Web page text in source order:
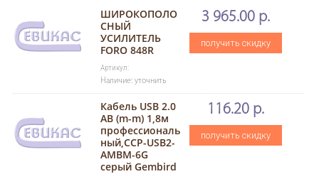
ШИРОКОПОЛО
СНЫЙ
УСИЛИТЕЛЬ
FORO 848R
Артикул:
Наличие: уточнить
3 965.00 р.
получить скидку
Кабель USB 2.0
AB (m-m) 1,8м
профессиональ
ный,CCP-USB2-
AMBM-6G
серый Gembird
116.20 р.
получить скидку